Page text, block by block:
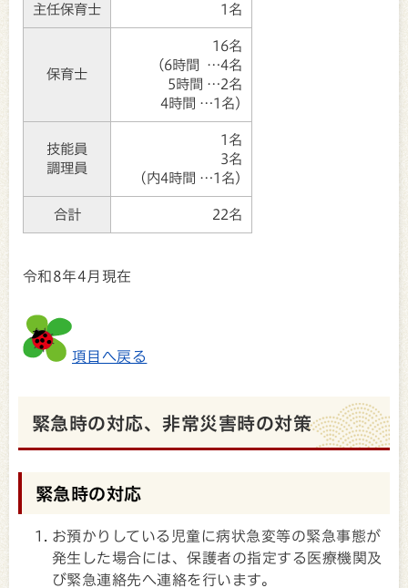
主任保育士 1名
保育士
16名
（6時間 …4名
5時間 …2名
4時間 …1名)
技能員
調理員
1名
3名
(内4時間 …1名)
合計 22名
令和8年4月現在
項目へ戻る
緊急時の対応、非常災害時の対策
緊急時の対応
お預かりしている児童に病状急変等の緊急事態が
発生した場合には、保護者の指定する医療機関及
び緊急連絡先へ連絡を行います。